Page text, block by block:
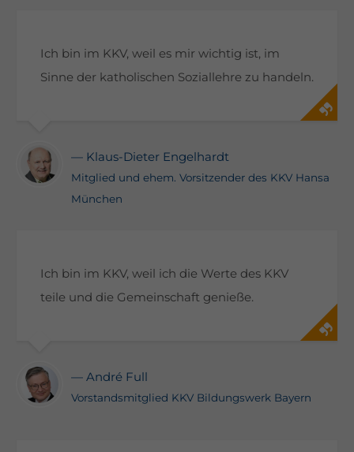
Ich bin im KKV, weil es mir wichtig ist, im
Sinne der katholischen Soziallehre zu handeln.
— Klaus-Dieter Engelhardt
Mitglied und ehem. Vorsitzender des KKV Hansa
München
Ich bin im KKV, weil ich die Werte des KKV
teile und die Gemeinschaft genieße.
— André Full
Vorstandsmitglied KKV Bildungswerk Bayern